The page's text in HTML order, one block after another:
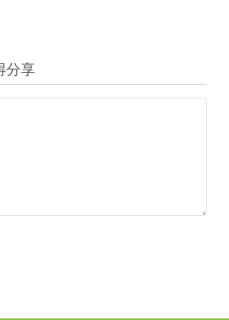
分享